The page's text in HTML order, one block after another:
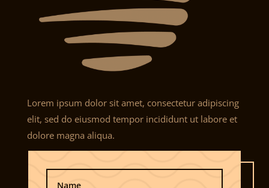
Lorem ipsum dolor sit amet, consectetur adipiscing
elit, sed do eiusmod tempor incididunt ut labore et
dolore magna aliqua.